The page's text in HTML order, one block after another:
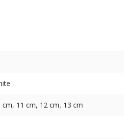
cm, 11 cm, 12 cm, 13 cm